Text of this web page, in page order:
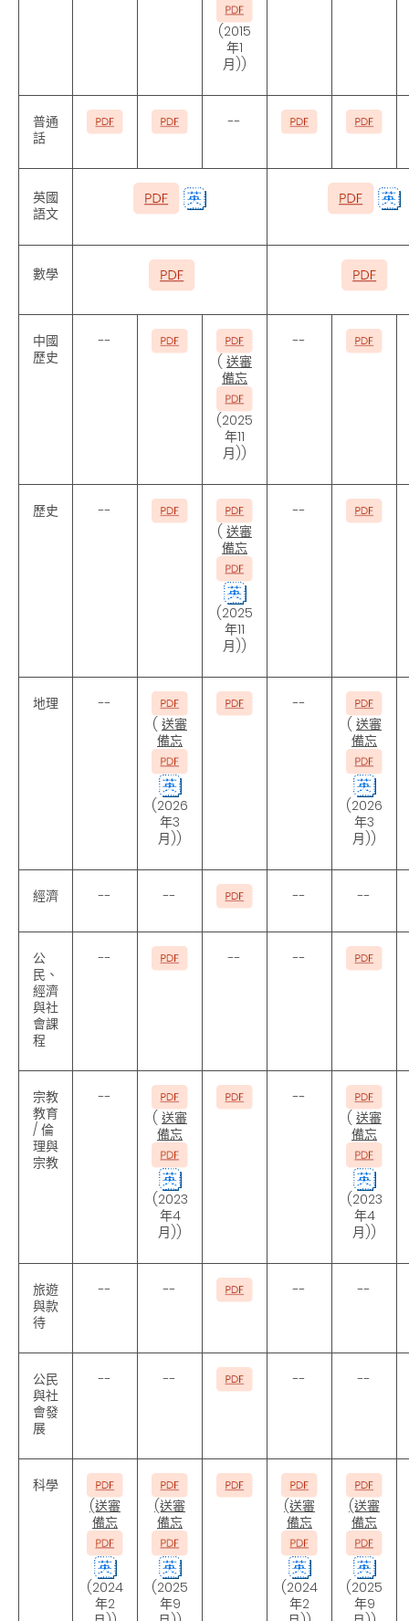
(2015
年1
月))
普通
話
--
英國
語文
數學
中國
歷史
--
( 送審
備忘
(2025
年11
月))
--
歷史
--
( 送審
備忘
(2025
年11
月))
--
地理
--
( 送審
備忘
(2026
年3
月))
--
( 送審
備忘
(2026
年3
月))
經濟 -- -- -- --
公
民、
經濟
與社
會課
程
-- -- --
宗教
教育
/ 倫
理與
宗教
--
( 送審
備忘
(2023
年4
月))
--
( 送審
備忘
(2023
年4
月))
旅遊
與款
待
-- -- -- --
公民
與社
會發
展
-- -- -- --
科學
(送審
備忘
(2024
年2
(送審
備忘
(2025
年9
(送審
備忘
(2024
年2
(送審
備忘
(2025
年9